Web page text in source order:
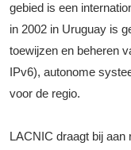
gebied is een
in 2002 in Uruguay is
toewijzen en beheren
IPv6), autonome
voor de regio.
LACNIC draagt bij aan